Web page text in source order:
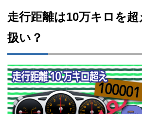
走行距離は10万キロを
扱い？